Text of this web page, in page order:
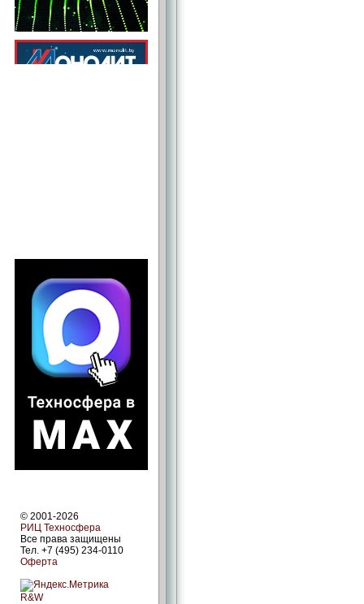
© 2001-2026
РИЦ Техносфера
Все права защищены
Тел. +7 (495) 234-0110
Оферта
R&W